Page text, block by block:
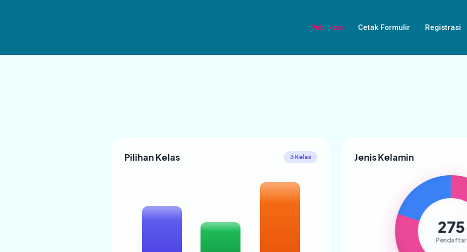
Publikasi Cetak Formulir Registrasi
Pilihan Kelas 3 Kelas Jenis Kelamin
275
Pendaftar